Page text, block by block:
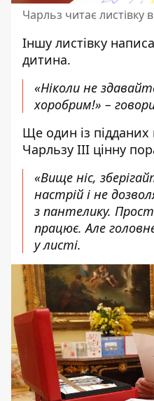
Чарльз читає листівку
Іншу листівку
дитина.
«Ніколи не
хоробрим!» –
Ще один із підданих
Чарльзу III цінну
«Вище ніс,
настрій і не
з пантелику.
працює. Але
у листі.